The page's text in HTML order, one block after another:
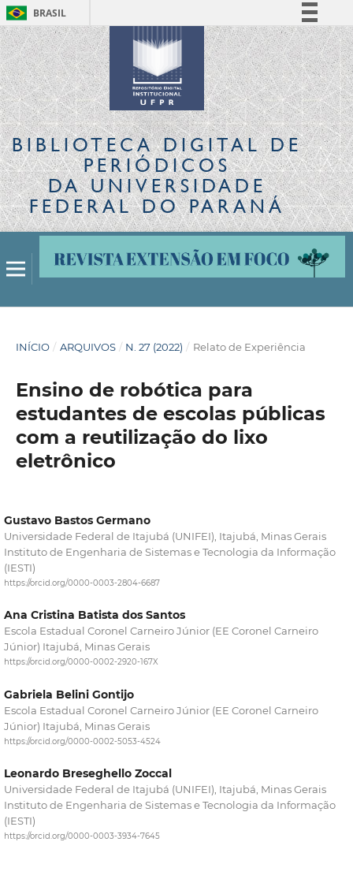
BRASIL
Simplifique!
Comunica BR
Participe
Acesso à informação
Legislação
Canais
BIBLIOTECA DIGITALDE
PERIÓDICOS
DA UNIVERSIDADE
FEDERAL DO PARANÁ
INÍCIO / ARQUIVOS / N. 27 (2022) / Relato de Experiência
Ensino de robótica para
estudantes de escolas públicas
com a reutilização do lixo
eletrônico
Gustavo Bastos Germano
Universidade Federal de Itajubá (UNIFEI), Itajubá, Minas Gerais
Instituto de Engenharia de Sistemas e Tecnologia da Informação
(IESTI)
https://orcid.org/0000-0003-2804-6687
Ana Cristina Batista dos Santos
Escola Estadual Coronel Carneiro Júnior (EE Coronel Carneiro
Júnior) Itajubá, Minas Gerais
https://orcid.org/0000-0002-2920-167X
Gabriela Belini Gontijo
Escola Estadual Coronel Carneiro Júnior (EE Coronel Carneiro
Júnior) Itajubá, Minas Gerais
https://orcid.org/0000-0002-5053-4524
Leonardo Breseghello Zoccal
Universidade Federal de Itajubá (UNIFEI), Itajubá, Minas Gerais
Instituto de Engenharia de Sistemas e Tecnologia da Informação
(IESTI)
https://orcid.org/0000-0003-3934-7645